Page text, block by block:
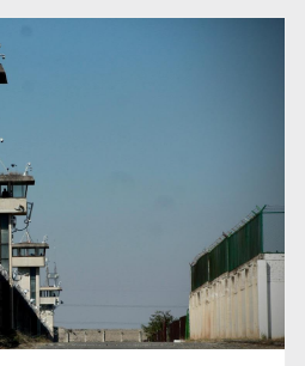
campeón NBA, a los 86